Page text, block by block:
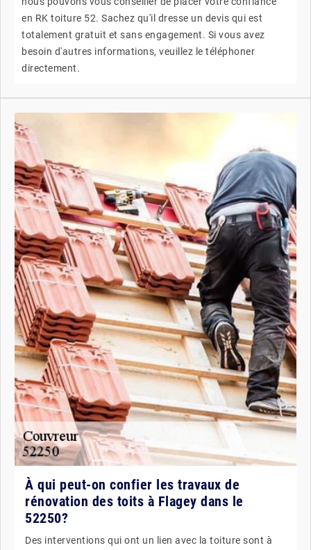
en RK toiture 52. Sachez qu'il dresse un devis qui est
totalement gratuit et sans engagement. Si vous avez
besoin d'autres informations, veuillez le téléphoner
directement.
À qui peut-on confier les travaux de
rénovation des toits à Flagey dans le
52250?
Des interventions qui ont un lien avec la toiture sont à